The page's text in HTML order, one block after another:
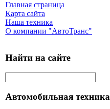
Главная страница
Карта сайта
Наша техника
О компании "АвтоТранс"
Найти на сайте
Автомобильная техника